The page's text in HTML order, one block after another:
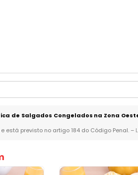
de Salgados Congelados na Zona
está previsto no artigo 184 do Código Penal. –